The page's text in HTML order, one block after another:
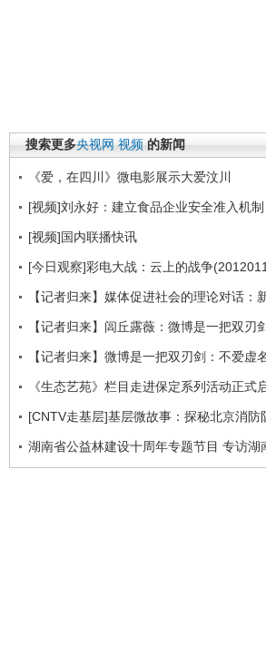
搜索更多央视网 视频 的新闻
《爱，在四川》微电影展示大爱汶川
[视频]刘永好：建立食品企业安全准入机制
[视频]国内联播快讯
[今日观察]彩电大战：云上的战争
【记者归来】媒体促进社会的理论对话
【记者归来】闾丘露薇：微博是一把双刃剑
【记者归来】微博是一把双刃剑：不爱虚
《生态艺苑》栏目走进保定系列活动正式
[CNTV走基层]基层微故事：探秘北京消防
湖南省公益林建设十周年专题节目 专访